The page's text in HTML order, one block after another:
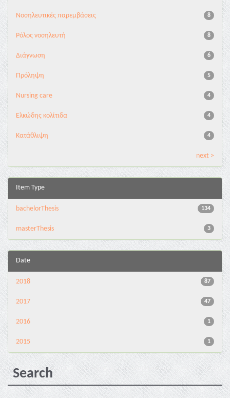
8
Νοσηλευτικές παρεμβάσεις
8
Ρόλος νοσηλευτή
6
Διάγνωση
5
Πρόληψη
4
Nursing care
4
Ελκώδης κολίτιδα
4
Κατάθλιψη
next >
Item Type
134
bachelorThesis
3
masterThesis
Date
87
2018
47
2017
1
2016
1
2015
Search